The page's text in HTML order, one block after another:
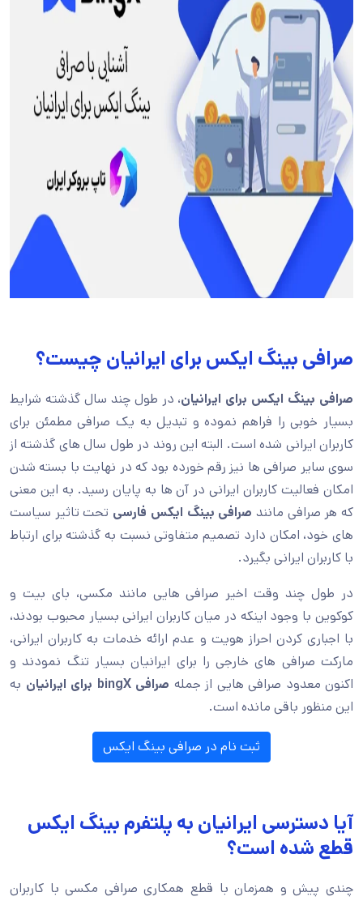
صرافی بینگ ایکس برای ایرانیان چیست؟
صرافی بینگ ایکس برای ایرانیان، در طول چند سال گذشته شرایط
بسیار خوبی را فراهم نموده و تبدیل به یک صرافی مطمئن برای
کاربران ایرانی شده است. البته این روند در طول سال های گذشته از
سوی سایر صرافی ها نیز رقم خورده بود که در نهایت با بسته شدن
امکان فعالیت کاربران ایرانی در آن ها به پایان رسید. به این معنی
که هر صرافی مانند صرافی بینگ ایکس فارسی تحت تاثیر سیاست
های خود، امکان دارد تصمیم متفاوتی نسبت به گذشته برای ارتباط
با کاربران ایرانی بگیرد.
در طول چند وقت اخیر صرافی هایی مانند مکسی، بای بیت و
کوکوین با وجود اینکه در میان کاربران ایرانی بسیار محبوب بودند،
با اجباری کردن احراز هویت و عدم ارائه خدمات به کاربران ایرانی،
مارکت صرافی های خارجی را برای ایرانیان بسیار تنگ نمودند و
اکنون معدود صرافی هایی از جمله صرافیbingX برای ایرانیان به
این منظور باقی مانده است.
ثبت نام در صرافی بینگ ایکس
آیا دسترسی ایرانیان به پلتفرم بینگ ایکس
قطع شده است؟
چندی پیش و همزمان با قطع همکاری صرافی مکسی با کاربران